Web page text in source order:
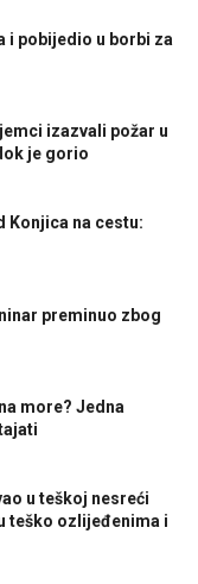
i pobijedio u borbi za
izazvali požar u
je gorio
Konjica na cestu:
preminuo zbog
more? Jedna
u teškoj nesreći
teško ozlijeđenima i